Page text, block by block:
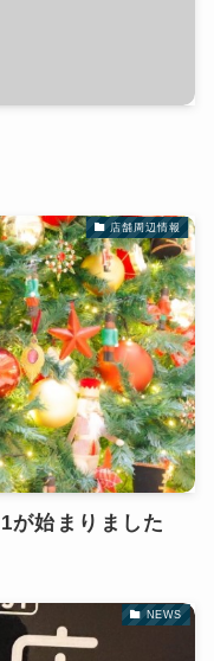
店舗周辺情報
が始まりました
NEWS